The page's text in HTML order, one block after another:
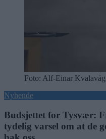
Foto: Alf-Einar Kvalavåg
Nyhende
Budsjettet for Tysvær:
tydelig varsel om at de